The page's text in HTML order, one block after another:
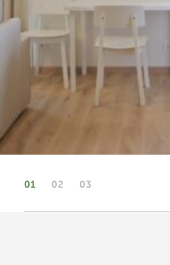
01 02 03